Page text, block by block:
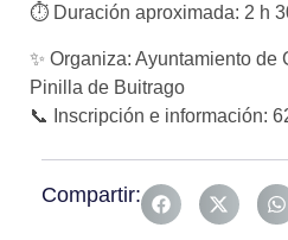
⏱ Duración aproximada: 2 h
✨ Organiza: Ayuntamiento
Pinilla de Buitrago
📞 Inscripción e información:
Compartir: